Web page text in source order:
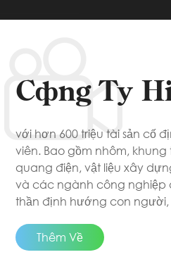
Công Ty
với hơn 600 triệu tài sản cố
viên. Bao gồm nhôm,
quang điện, vật liệu xây
và các ngành công nghiệp
thần định hướng con
doanh nghiệp.
Thêm Về